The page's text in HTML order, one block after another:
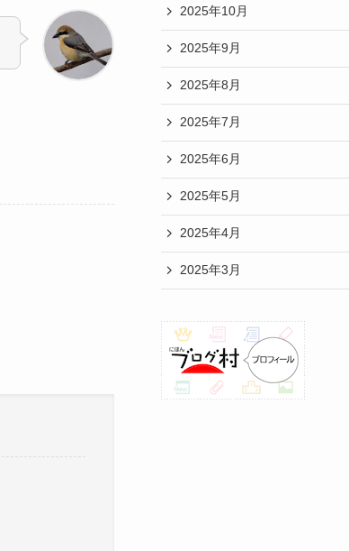
2025年10月
2025年9月
2025年8月
2025年7月
2025年6月
2025年5月
2025年4月
2025年3月